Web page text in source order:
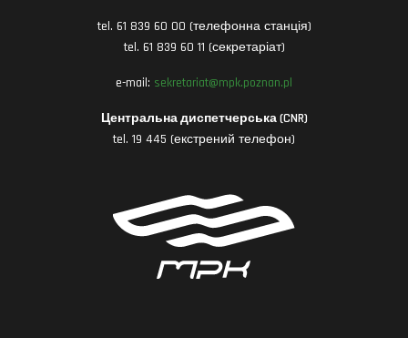
tel. 61 839 60 00 (телефонна станція)
tel. 61 839 60 11 (секретаріат)
e-mail: sekretariat@mpk.poznan.pl
Центральна диспетчерська (CNR)
tel. 19 445 (екстрений телефон)